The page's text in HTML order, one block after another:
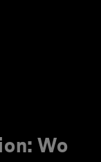
Wo